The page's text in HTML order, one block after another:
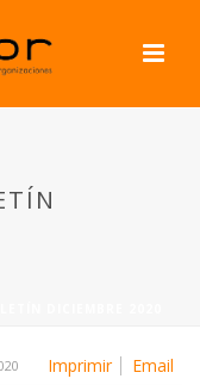
Imprimir Email